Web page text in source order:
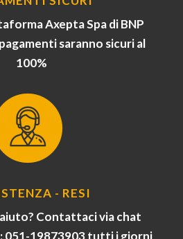
Axepta Spa di BNP
saranno sicuri al
100%
- RESI
Contattaci via chat
051-19873903 tutti i giorni